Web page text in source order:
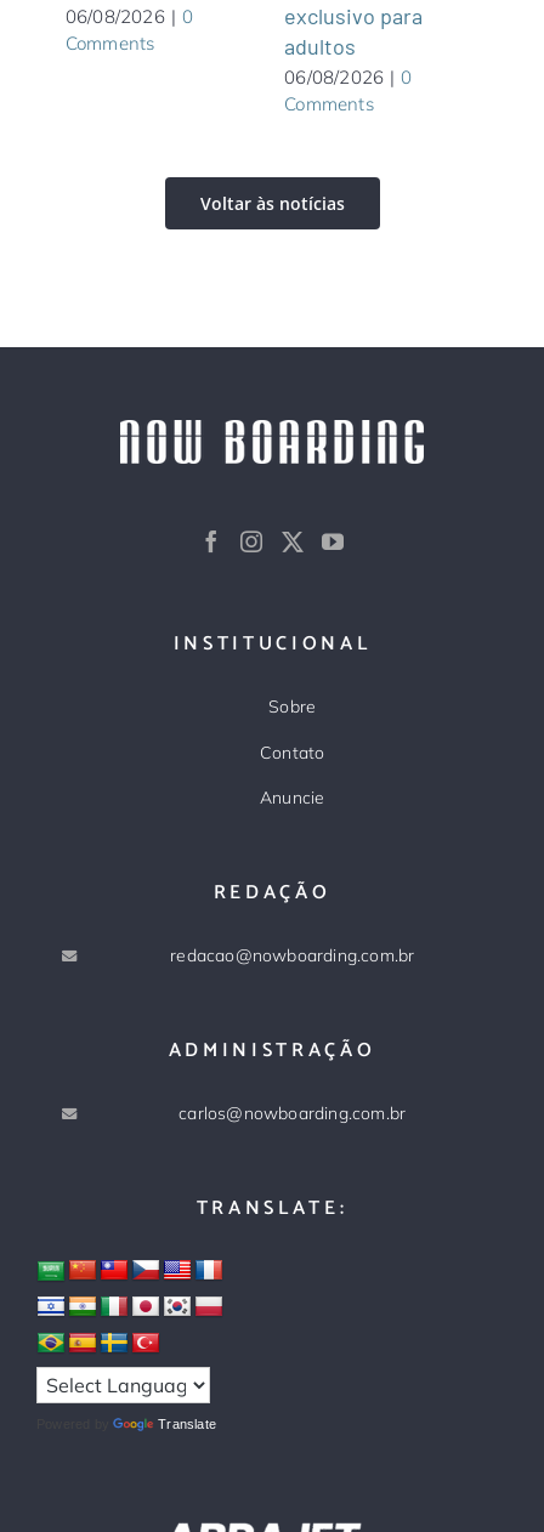
06/08/2026 | 0
Comments
exclusivo para
adultos
06/08/2026 | 0
Comments
Voltar às notícias
INSTITUCIONAL
Sobre
Contato
Anuncie
REDAÇÃO
redacao@nowboarding.com.br
ADMINISTRAÇÃO
carlos@nowboarding.com.br
TRANSLATE:
Powered by Translate